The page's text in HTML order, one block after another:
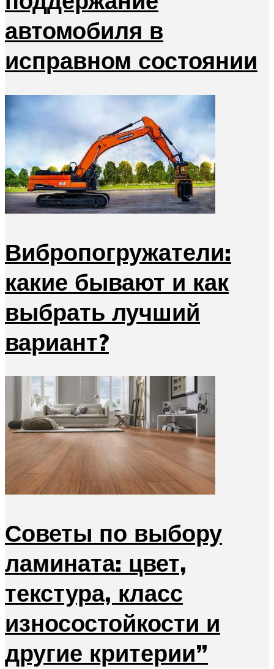
автомобиля в
исправном состоянии
Вибропогружатели:
какие бывают и как
выбрать лучший
вариант?
Советы по выбору
ламината: цвет,
текстура, класс
износостойкости и
другие критерии”